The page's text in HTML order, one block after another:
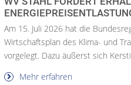
Am 15. Juli 2026 hat die
Wirtschaftsplan des Klima- und
vorgelegt. Dazu äußerst sich
Mehr erfahren